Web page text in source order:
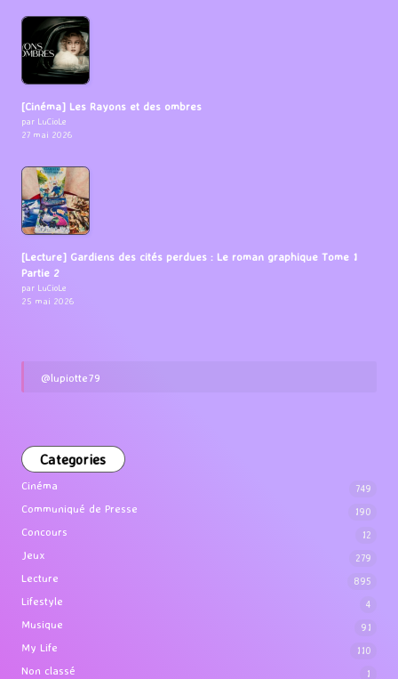
[Cinéma] Les Rayons et des ombres
par LuCioLe
27 mai 2026
[Lecture] Gardiens des cités perdues : Le roman graphique Tome 1
Partie 2
par LuCioLe
25 mai 2026
@lupiotte79
Categories
Cinéma 749
Communiqué de Presse 190
Concours 12
Jeux 279
Lecture 895
Lifestyle 4
Musique 91
My Life 110
Non classé 1